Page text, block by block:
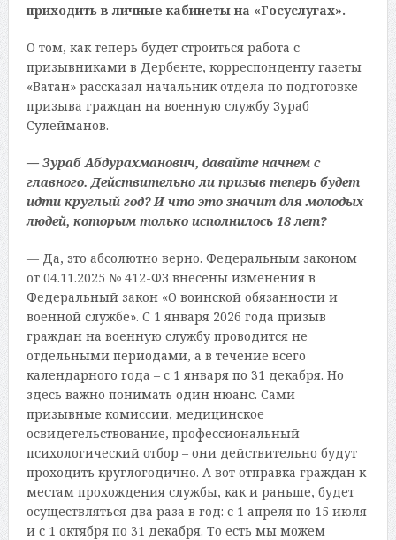
приходить в личные кабинеты на «Госуслугах».
О том, как теперь будет строиться работа с
призывниками в Дербенте, корреспонденту газеты
«Ватан» рассказал начальник отдела по подготовке
призыва граждан на военную службу Зураб
Сулейманов.
— Зураб Абдурахманович, давайте начнем с
главного. Действительно ли призыв теперь будет
идти круглый год? И что это значит для молодых
людей, которым только исполнилось 18 лет?
— Да, это абсолютно верно. Федеральным законом
от 04.11.2025 № 412-ФЗ внесены изменения в
Федеральный закон «О воинской обязанности и
военной службе». С 1 января 2026 года призыв
граждан на военную службу проводится не
отдельными периодами, а в течение всего
календарного года – с 1 января по 31 декабря. Но
здесь важно понимать один нюанс. Сами
призывные комиссии, медицинское
освидетельствование, профессиональный
психологический отбор – они действительно будут
проходить круглогодично. А вот отправка граждан к
местам прохождения службы, как и раньше, будет
осуществляться два раза в год: с 1 апреля по 15 июля
и с 1 октября по 31 декабря. То есть мы можем